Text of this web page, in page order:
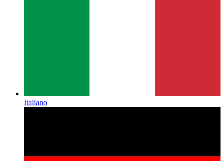
Italiano